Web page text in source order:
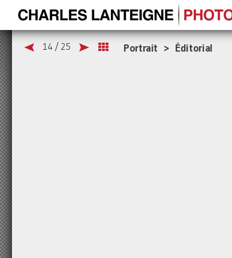
14 / 25 Portrait > Éditorial